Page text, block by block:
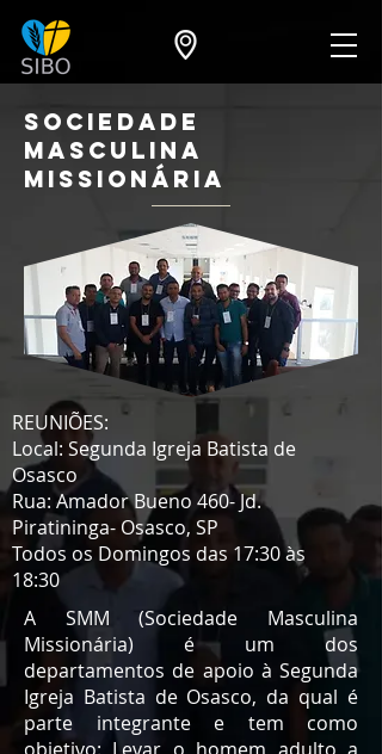
SOCIEDADE
MASCULINA
MISSIONÁRIA
REUNIÕES:
Local: Segunda Igreja Batista de
Osasco
Rua: Amador Bueno 460- Jd.
Piratininga- Osasco, SP
Todos os Domingos das 17:30 às
18:30
A SMM (Sociedade Masculina
Missionária) é um dos
departamentos de apoio à Segunda
Igreja Batista de Osasco, da qual é
parte integrante e tem como